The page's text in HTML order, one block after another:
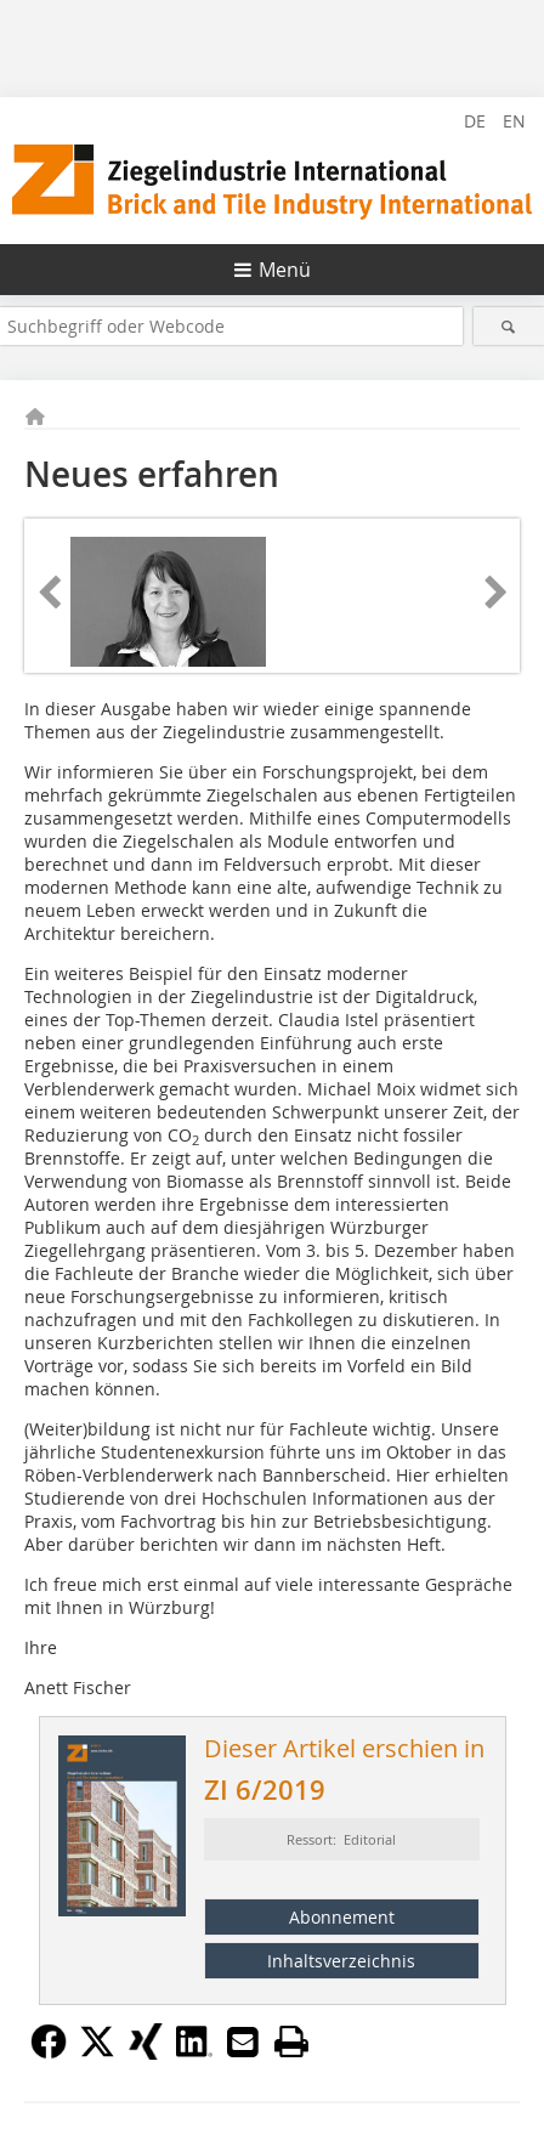
DE EN
Menü
Neues erfahren
In dieser Ausgabe haben wir wieder einige spannende
Themen aus der Ziegelindustrie zusammengestellt.
Wir informieren Sie über ein Forschungsprojekt, bei dem
mehrfach gekrümmte Ziegelschalen aus ebenen Fertigteilen
zusammengesetzt werden. Mithilfe eines Computermodells
wurden die Ziegelschalen als Module entworfen und
berechnet und dann im Feldversuch erprobt. Mit dieser
modernen Methode kann eine alte, aufwendige Technik zu
neuem Leben erweckt werden und in Zukunft die
Architektur bereichern.
Ein weiteres Beispiel für den Einsatz moderner
Technologien in der Ziegelindustrie ist der Digitaldruck,
eines der Top-Themen derzeit. Claudia Istel präsentiert
neben einer grundlegenden Einführung auch erste
Ergebnisse, die bei Praxisversuchen in einem
Verblenderwerk gemacht wurden. Michael Moix widmet sich
einem weiteren bedeutenden Schwerpunkt unserer Zeit, der
Reduzierung von CO2 durch den Einsatz nicht fossiler
Brennstoffe. Er zeigt auf, unter welchen Bedingungen die
Verwendung von Biomasse als Brennstoff sinnvoll ist. Beide
Autoren werden ihre Ergebnisse dem interessierten
Publikum auch auf dem diesjährigen Würzburger
Ziegellehrgang präsentieren. Vom 3. bis 5. Dezember haben
die Fachleute der Branche wieder die Möglichkeit, sich über
neue Forschungsergebnisse zu informieren, kritisch
nachzufragen und mit den Fachkollegen zu diskutieren. In
unseren Kurzberichten stellen wir Ihnen die einzelnen
Vorträge vor, sodass Sie sich bereits im Vorfeld ein Bild
machen können.
(Weiter)bildung ist nicht nur für Fachleute wichtig. Unsere
jährliche Studentenexkursion führte uns im Oktober in das
Röben-Verblenderwerk nach Bannberscheid. Hier erhielten
Studierende von drei Hochschulen Informationen aus der
Praxis, vom Fachvortrag bis hin zur Betriebsbesichtigung.
Aber darüber berichten wir dann im nächsten Heft.
Ich freue mich erst einmal auf viele interessante Gespräche
mit Ihnen in Würzburg!
Ihre
Anett Fischer
Dieser Artikel erschien in
ZI 6/2019
Ressort: Editorial
Abonnement
Inhaltsverzeichnis